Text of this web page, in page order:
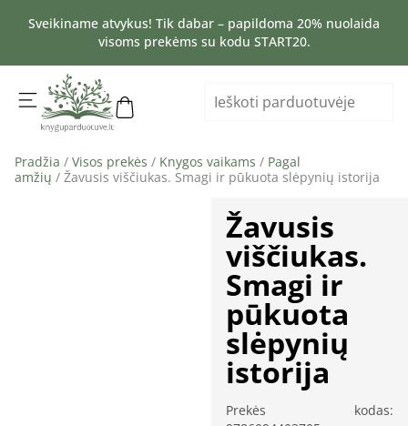
Sveikiname atvykus! Tik dabar – papildoma 20% nuolaida
visoms prekėms su kodu START20.
Pradžia / Visos prekės / Knygos vaikams / Pagal
amžių / Žavusis viščiukas. Smagi ir pūkuota slėpynių istorija
Žavusis
viščiukas.
Smagi ir
pūkuota
slėpynių
istorija
Prekės kodas: